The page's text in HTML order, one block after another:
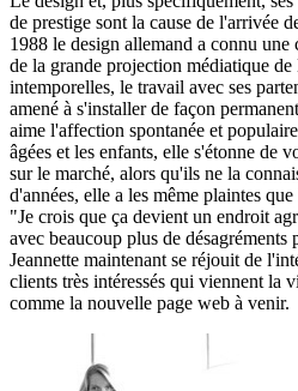
de prestige sont la cause de l'arrivée
1988 le design allemand a connu
de la grande projection médiatique
intemporelles, le travail avec ses
amené à s'installer de façon
aime l'affection spontanée et
âgées et les enfants, elle s'étonne de
sur le marché, alors qu'ils ne la
d'années, elle a les même plaintes
"Je crois que ça devient un endroit
avec beaucoup plus de désagréments
Jeannette maintenant se réjouit de
clients très intéressés qui viennent la
comme la nouvelle page web à venir.